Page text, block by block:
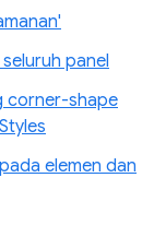
panel
corner-shape
elemen dan